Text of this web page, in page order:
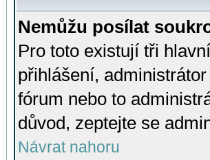
Nemůžu posílat
Pro toto existují tři
přihlášení,
fórum nebo to
důvod, zeptejte se
Návrat nahoru